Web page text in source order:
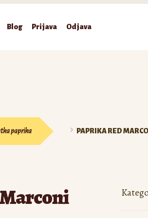
Blog Prijava
Odjava
paprika PAPRIKA RED